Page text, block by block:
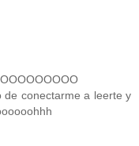
de conectarme a leerte y